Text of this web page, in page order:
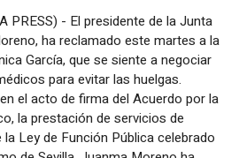
PRESS) - El presidente de la Junta
ha reclamado este martes a la
García, que se siente a negociar
para evitar las huelgas.
el acto de firma del Acuerdo por la
la prestación de servicios de
Ley de Función Pública celebrado